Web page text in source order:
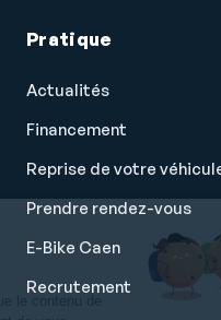
Pratique
Actualités
Financement
Reprise de votre
Prendre rendez-vous
E-Bike Caen
Recrutement
Salut c'est nous...
les Cookies !
On a attendu d'être sûrs que le